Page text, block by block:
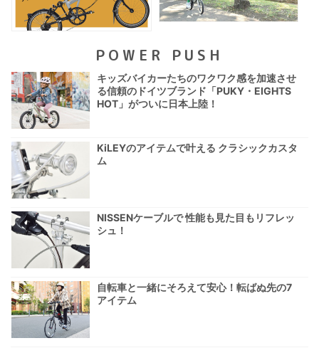
POWER PUSH
キッズバイカーたちのワクワク感を加速させ
る信頼のドイツブランド「PUKY・EIGHTS
HOT」がついに日本上陸！
KiLEYのアイテムで叶える クラシックカスタ
ム
NISSENケーブルで 性能も見た目もリフレッ
シュ！
自転車と一緒にそろえて安心！転ばぬ先の7
アイテム